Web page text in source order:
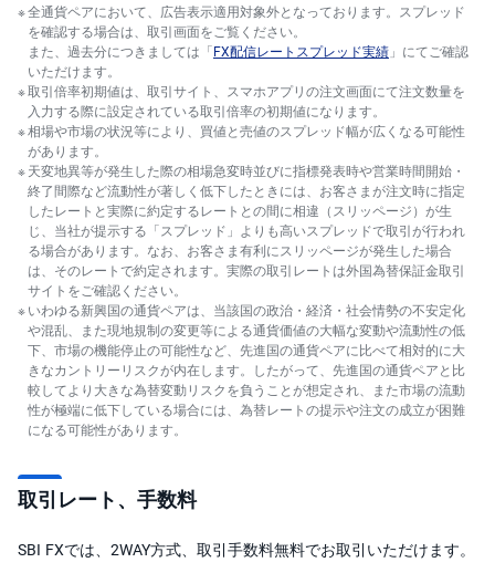
全通貨ペアにおいて、広告表示適用対象外となっております。スプレッド
を確認する場合は、取引画面をご覧ください。
また、過去分につきましては「FX配信レートスプレッド実績 」にてご確認
いただけます。
取引倍率初期値は、取引サイト、スマホアプリの注文画面にて注文数量を
入力する際に設定されている取引倍率の初期値になります。
相場や市場の状況等により、買値と売値のスプレッド幅が広くなる可能性
があります。
天変地異等が発生した際の相場急変時並びに指標発表時や営業時間開始・
終了間際など流動性が著しく低下したときには、お客さまが注文時に指定
したレートと実際に約定するレートとの間に相違（スリッページ）が生
じ、当社が提示する「スプレッド」よりも高いスプレッドで取引が行われ
る場合があります。なお、お客さま有利にスリッページが発生した場合
は、そのレートで約定されます。実際の取引レートは外国為替保証金取引
サイトをご確認ください。
いわゆる新興国の通貨ペアは、当該国の政治・経済・社会情勢の不安定化
や混乱、また現地規制の変更等による通貨価値の大幅な変動や流動性の低
下、市場の機能停止の可能性など、先進国の通貨ペアに比べて相対的に大
きなカントリーリスクが内在します。したがって、先進国の通貨ペアと比
較してより大きな為替変動リスクを負うことが想定され、また市場の流動
性が極端に低下している場合には、為替レートの提示や注文の成立が困難
になる可能性があります。
取引レート、手数料
SBI FXでは、2WAY方式、取引手数料無料でお取引いただけます。